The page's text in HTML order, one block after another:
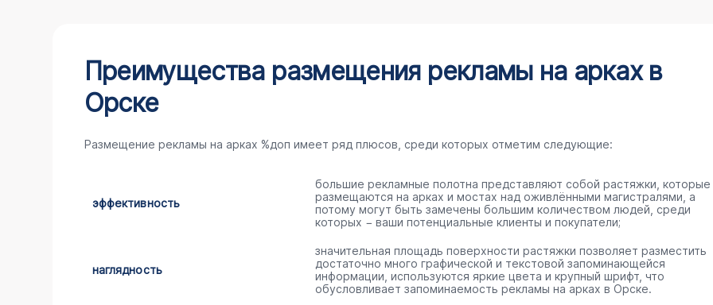
Преимущества размещения рекламы на арках в
Орске
Размещение рекламы на арках %доп имеет ряд плюсов, среди которых отметим следующие:
эффективность
большие рекламные полотна представляют собой растяжки, которые
размещаются на арках и мостах над оживлёнными магистралями, а
потому могут быть замечены большим количеством людей, среди
которых − ваши потенциальные клиенты и покупатели;
наглядность
значительная площадь поверхности растяжки позволяет разместить
достаточно много графической и текстовой запоминающейся
информации, используются яркие цвета и крупный шрифт, что
обусловливает запоминаемость рекламы на арках в Орске.